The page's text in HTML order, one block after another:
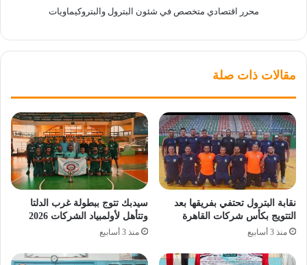
محرر اقتصادي متخصص في شئون البترول والبتروكيماويات
مقالات ذات صلة
نقابة البترول تحتفي بفريقها بعد
التتويج بكأس شركات القاهرة
منذ 3 أسابيع
سيدبك تتوج ببطولة غرب الدلتا
وتتأهل لأولمبياد الشركات 2026
منذ 3 أسابيع